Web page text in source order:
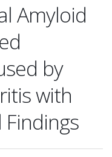
Amyloid
by
with